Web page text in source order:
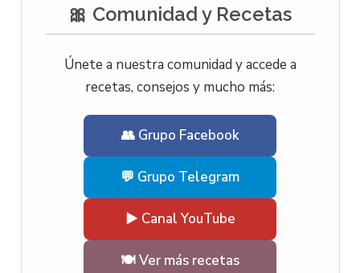
🎀 Comunidad y Recetas
Únete a nuestra comunidad y accede a
recetas, consejos y mucho más:
👥 Grupo Facebook
💬 Grupo Telegram
▶️ Canal YouTube
🍽️ Ver más recetas